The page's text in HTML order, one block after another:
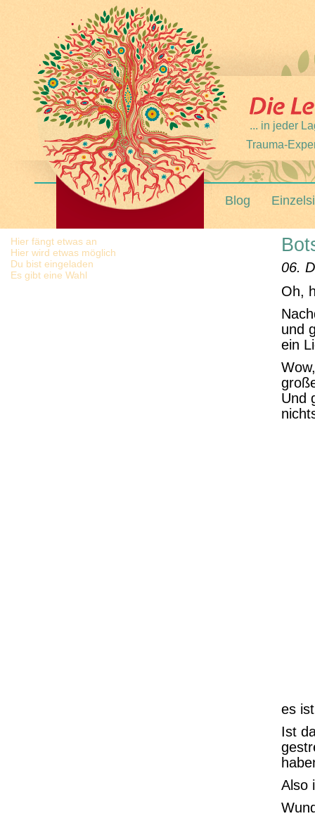
... in jeder
Trauma-
Blog
Hier fängt etwas an
Hier wird etwas möglich
Du bist eingeladen
Es gibt eine Wahl
06.
Oh,
und
ein
Und
es
Ist
Also